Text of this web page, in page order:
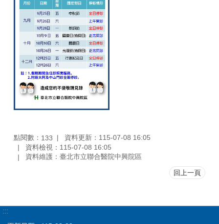
點閱數： 133
資料更新：115-07-08 16:05
資料檢視：115-07-08 16:05
資料維護：臺北市立聯合醫院中興院區
回上一頁
:::